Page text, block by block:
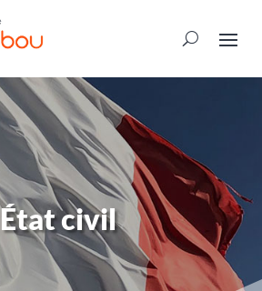
État civil